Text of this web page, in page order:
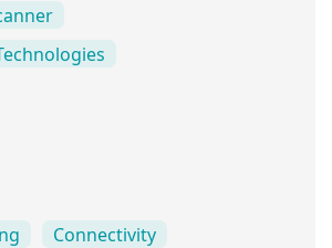
Connectivity